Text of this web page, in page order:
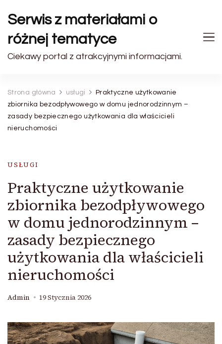
Serwis z materiałami o
różnej tematyce
Ciekawy portal z atrakcyjnymi informacjami.
Strona główna usługi
Praktyczne użytkowanie
zbiornika bezodpływowego w domu jednorodzinnym –
zasady bezpiecznego użytkowania dla właścicieli
nieruchomości
USŁUGI
Praktyczne użytkowanie
zbiornika bezodpływowego
w domu jednorodzinnym –
zasady bezpiecznego
użytkowania dla właścicieli
nieruchomości
Admin 19 Stycznia 2026